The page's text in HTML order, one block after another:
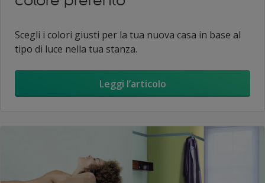
Scegli i colori giusti per la tua nuova casa in base al
tipo di luce nella tua stanza.
Leggi l’articolo